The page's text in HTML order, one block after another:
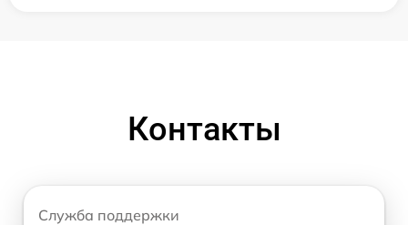
Контакты
Служба поддержки